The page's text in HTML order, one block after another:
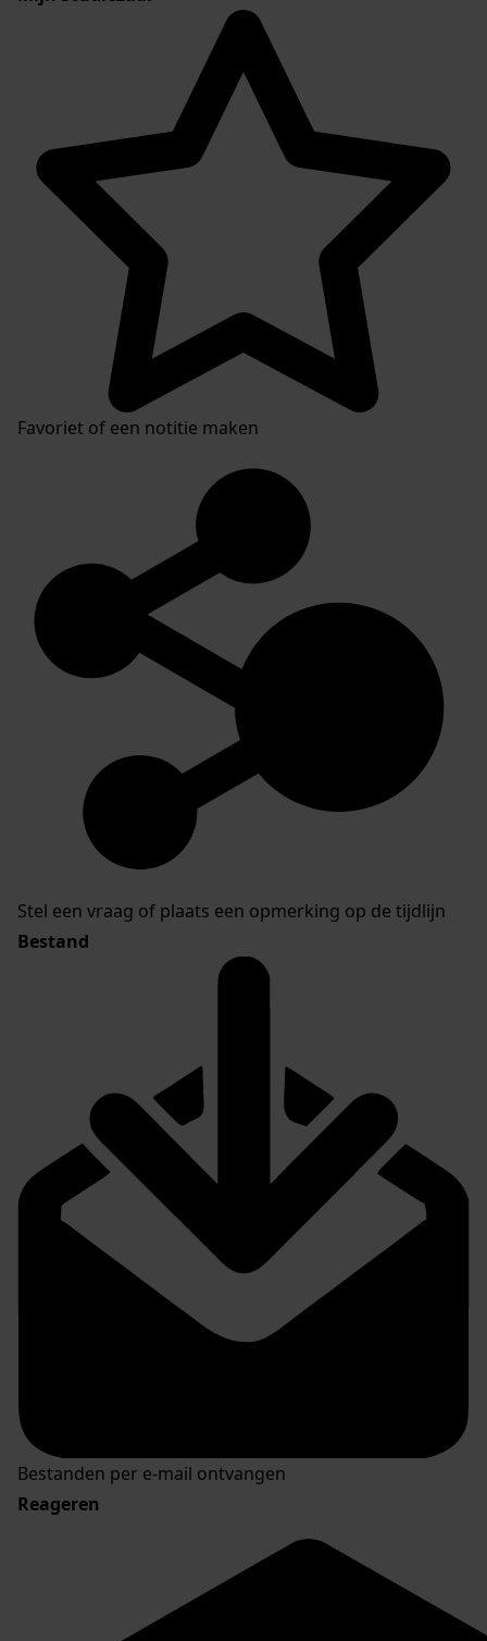
Favoriet of een notitie maken
Stel een vraag of plaats een opmerking op de tijdlijn
Bestand
Bestanden per e-mail ontvangen
Reageren